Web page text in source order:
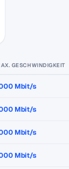
GESCHWINDIGKEIT
Mbit/s
Mbit/s
Mbit/s
Mbit/s